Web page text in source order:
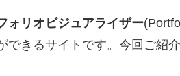
ォリオビジュアライザー
できるサイトです。今回ご紹